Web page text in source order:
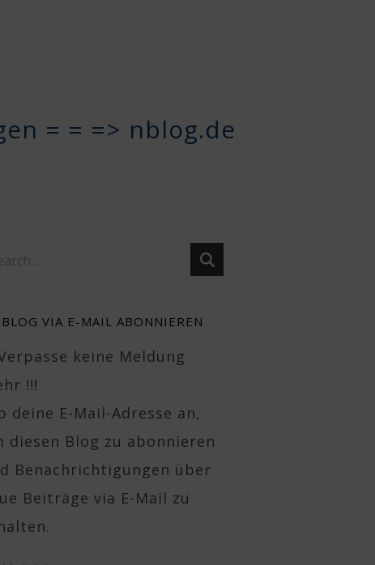
= = => nblog.de
BLOG VIA E-MAIL ABONNIEREN
keine Meldung
!!!
deine E-Mail-Adresse an,
diesen Blog zu abonnieren
Benachrichtigungen über
Beiträge via E-Mail zu